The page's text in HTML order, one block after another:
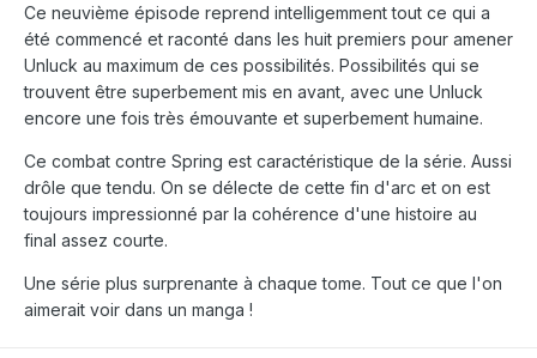
Ce neuvième épisode reprend intelligemment tout ce qui a
été commencé et raconté dans les huit premiers pour amener
Unluck au maximum de ces possibilités. Possibilités qui se
trouvent être superbement mis en avant, avec une Unluck
encore une fois très émouvante et superbement humaine.
Ce combat contre Spring est caractéristique de la série. Aussi
drôle que tendu. On se délecte de cette fin d'arc et on est
toujours impressionné par la cohérence d'une histoire au
final assez courte.
Une série plus surprenante à chaque tome. Tout ce que l'on
aimerait voir dans un manga !